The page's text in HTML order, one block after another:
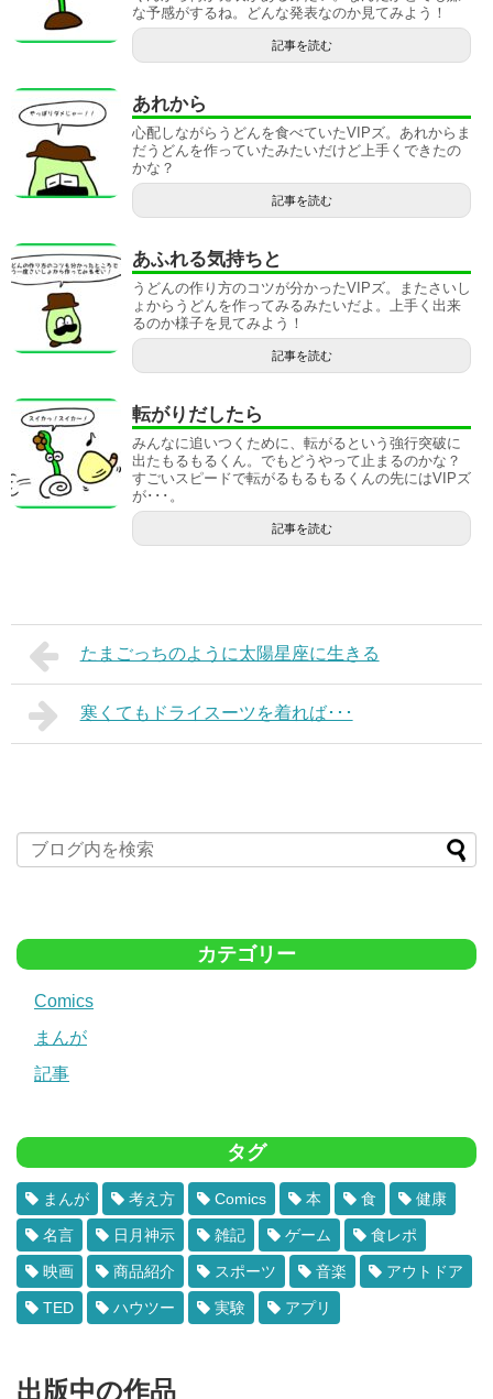
な予感がするね。どんな発表なのか見てみよう！
記事を読む
あれから
心配しながらうどんを食べていたVIPズ。あれからま
だうどんを作っていたみたいだけど上手くできたの
かな？
記事を読む
あふれる気持ちと
うどんの作り方のコツが分かったVIPズ。またさいし
ょからうどんを作ってみるみたいだよ。上手く出来
るのか様子を見てみよう！
記事を読む
転がりだしたら
みんなに追いつくために、転がるという強行突破に
出たもるもるくん。でもどうやって止まるのかな？
すごいスピードで転がるもるもるくんの先にはVIPズ
が･･･。
記事を読む
たまごっちのように太陽星座に生きる
寒くてもドライスーツを着れば･･･
カテゴリー
Comics
まんが
記事
タグ
まんが 考え方 Comics 本 食 健康
名言 日月神示 雑記 ゲーム 食レポ
映画 商品紹介 スポーツ 音楽 アウトドア
TED ハウツー 実験 アプリ
出版中の作品